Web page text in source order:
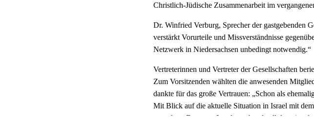
Christlich-Jüdische Zusammenarbeit im
Dr. Winfried Verburg, Sprecher der gastgebenden
verstärkt Vorurteile und Missverständnisse
Netzwerk in Niedersachsen unbedingt notwendig.“
Vertreterinnen und Vertreter der Gesellschaften
Zum Vorsitzenden wählten die anwesenden
dankte für das große Vertrauen: „Schon als
Mit Blick auf die aktuelle Situation in Israel mit
zu stehen. Der neue Landesverband soll den